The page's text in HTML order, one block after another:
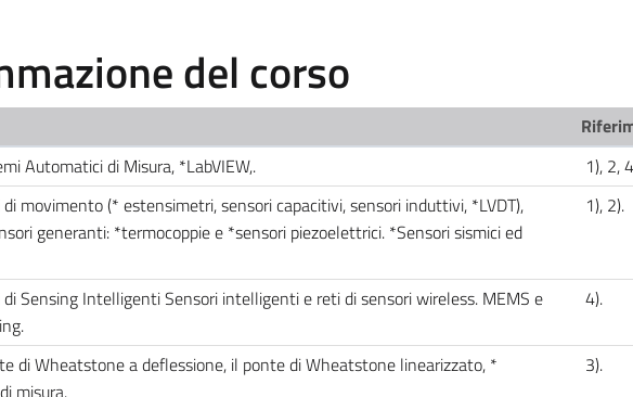
del corso
Automatici di Misura, *LabVIEW,.
1), 2,
movimento (* estensimetri, sensori capacitivi, sensori induttivi, *LVDT),
generanti: *termocoppie e *sensori piezoelettrici. *Sensori sismici ed
1), 2).
Sensing Intelligenti Sensori intelligenti e reti di sensori wireless. MEMS e
4).
di Wheatstone a deflessione, il ponte di Wheatstone linearizzato, *
misura.
3).